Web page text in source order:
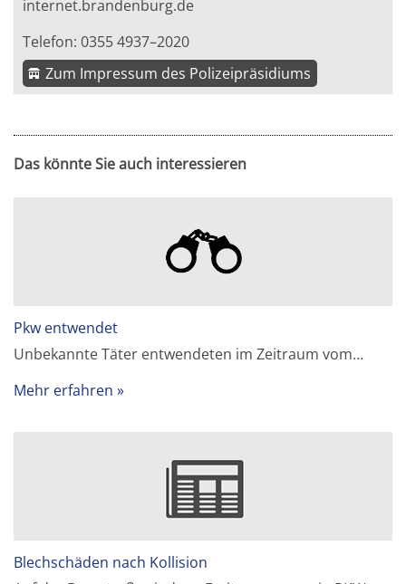
internet.brandenburg.de
Telefon: 0355 4937–2020
Zum Impressum des Polizeipräsidiums
Das könnte Sie auch interessieren
Pkw entwendet
Unbekannte Täter entwendeten im Zeitraum vom…
Mehr erfahren
Blechschäden nach Kollision